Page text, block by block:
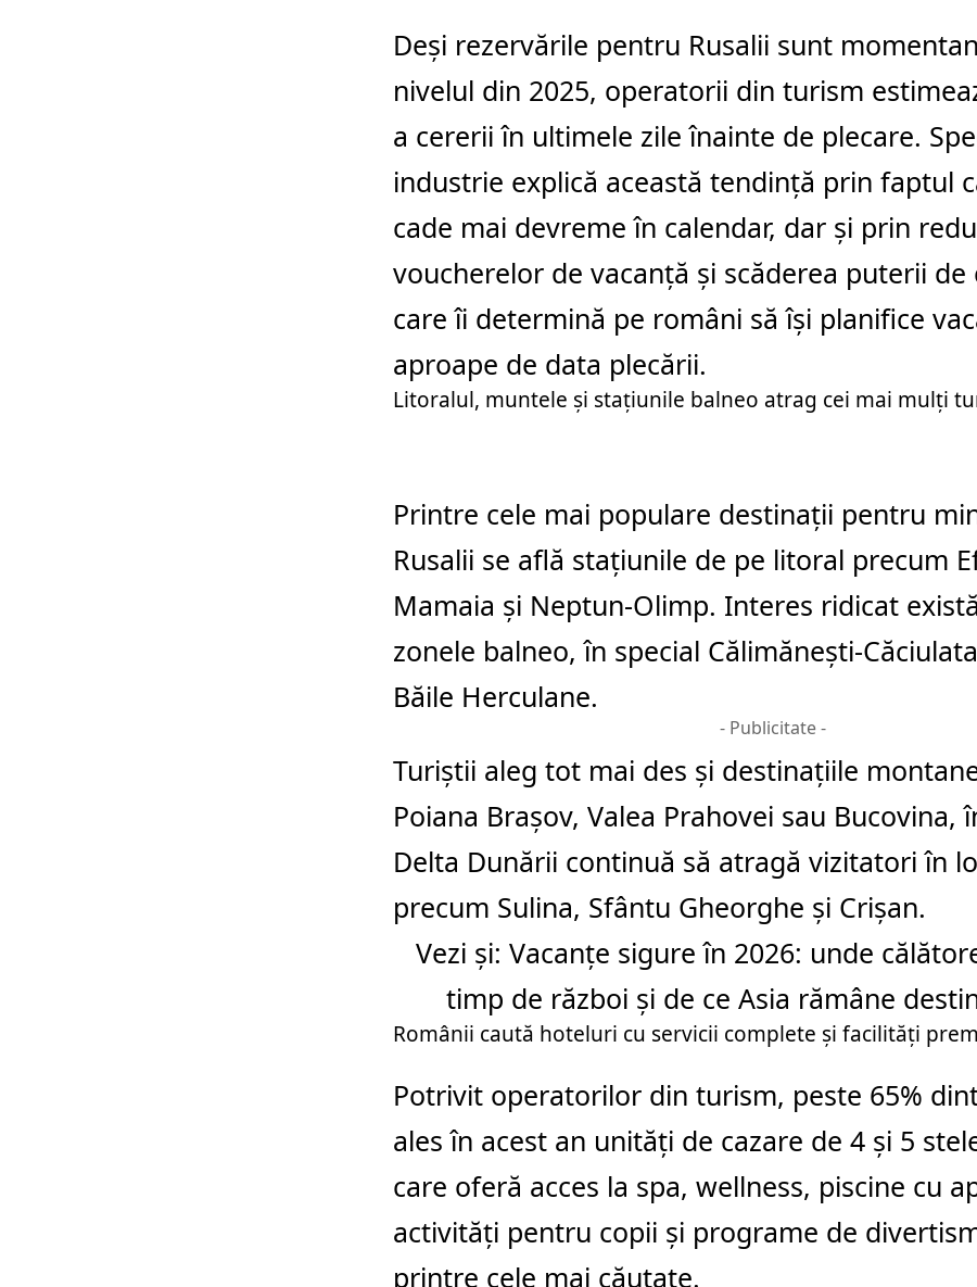
Deși rezervările pentru Rusalii sunt
nivelul din 2025, operatorii din turism
a cererii în ultimele zile înainte de plecare.
industrie explică această tendință prin faptul
cade mai devreme în calendar, dar și prin
voucherelor de vacanță și scăderea puterii de
care îi determină pe români să își planifice
aproape de data plecării.
Litoralul, muntele și stațiunile balneo atrag cei mai mulți
Printre cele mai populare destinații pentru
Rusalii se află stațiunile de pe litoral precum
Mamaia și Neptun-Olimp. Interes ridicat
zonele balneo, în special Călimănești-Căciulata
Băile Herculane.
- Publicitate -
Turiștii aleg tot mai des și destinațiile
Poiana Brașov, Valea Prahovei sau Bucovina,
Delta Dunării continuă să atragă vizitatori în
precum Sulina, Sfântu Gheorghe și Crișan.
Vezi și: Vacanțe sigure în 2026: unde
timp de război și de ce Asia rămâne
Românii caută hoteluri cu servicii complete și facilități
Potrivit operatorilor din turism, peste 65%
ales în acest an unități de cazare de 4 și 5
care oferă acces la spa, wellness, piscine cu
activități pentru copii și programe de
printre cele mai căutate.